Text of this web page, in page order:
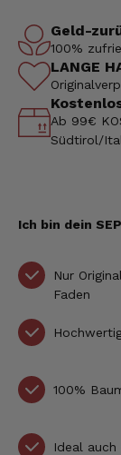
Geld-
100%
LANGE
Ab 99€
Südtirol/
Ich bin dein
Nur
Faden
100%
Ideal auch